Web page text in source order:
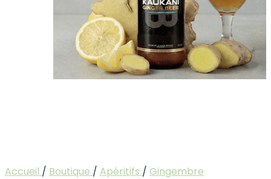
Accueil / Boutique / Apéritifs / Gingembre